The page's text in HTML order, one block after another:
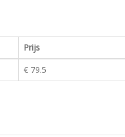
Prijs
€ 79.5